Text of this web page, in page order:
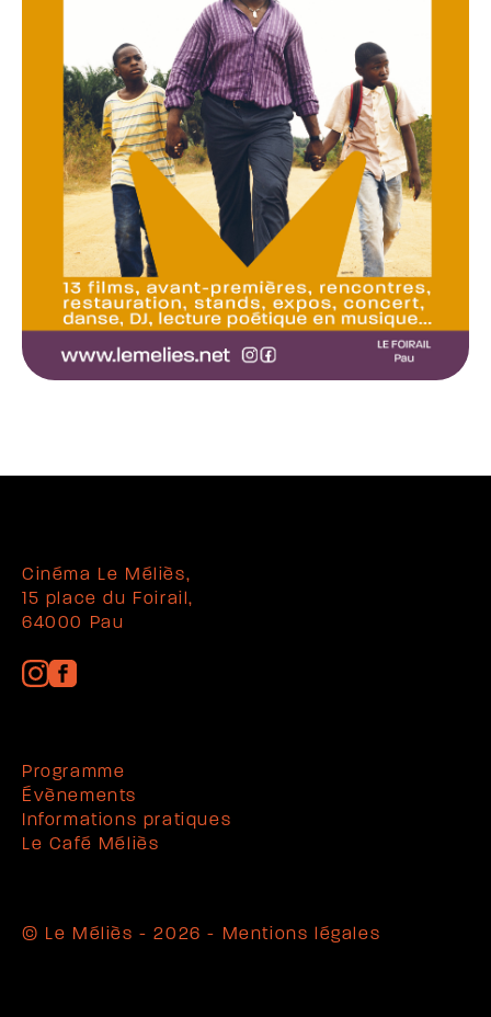
Cinéma Le Méliès,
15 place du Foirail,
64000 Pau
Programme
Évènements
Informations pratiques
Le Café Méliès
© Le Méliès - 2026 - Mentions légales